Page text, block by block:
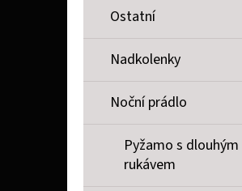
Ostatní
Nadkolenky
Noční prádlo
Pyžamo s dlouhým
rukávem